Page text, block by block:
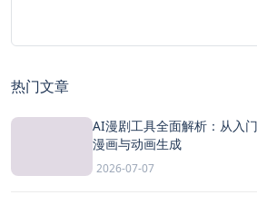
热门文章
AI漫剧工具全面解析：从入
漫画与动画生成
2026-07-07